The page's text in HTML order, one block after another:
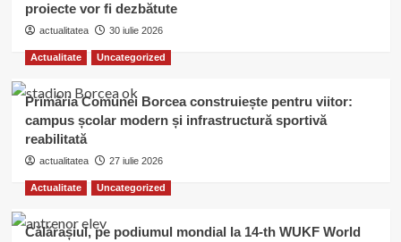
proiecte vor fi dezbătute
actualitatea 30 iulie 2026
Actualitate Uncategorized
Primăria Comunei Borcea construiește pentru viitor:
campus școlar modern și infrastructură sportivă
reabilitată
actualitatea 27 iulie 2026
Actualitate Uncategorized
Călărașiul, pe podiumul mondial la 14-th WUKF World